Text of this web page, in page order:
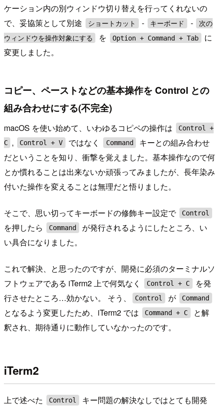
ケーション内の別ウィンドウ切り替えを行ってくれないの
で、妥協策として別途
ショートカット - キーボード -
次の
ウィンドウを操作対象にする
を Option + Command + Tab
に
変更しました。
コピー、ペーストなどの基本操作を Control との
組み合わせにする(不完全)
macOS を使い始めて、いわゆるコピペの操作は
Control +
C , Control + V ではなく Command
キーとの組み合わせ
だということを知り、衝撃を覚えました。基本操作なので何
とか慣れることは出来ないか頑張ってみましたが、長年染み
付いた操作を変えることは無理だと悟りました。
そこで、思い切ってキーボードの修飾キー設定で Control
を押したら Command
が発行されるようにしたところ、い
い具合になりました。
これで解決、と思ったのですが、開発に必須のターミナルソ
フトウェアである iTerm2 上で何気なく
Control + C
を発
行させたところ…効かない。 そう、
Control が Command
となるよう変更したため、iTerm2 では Command + C
と解
釈され、期待通りに動作していなかったのです。
iTerm2
上で述べた Control
キー問題の解決なしではとても開発